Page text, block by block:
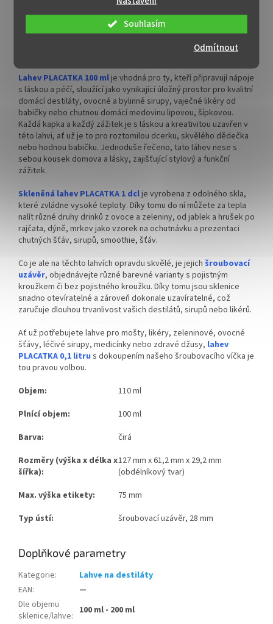
Odmítnout
Souhlasím
✅Paletu za výhodnější cenu
Čirá lahev PLACATKA 0,1 litrujako dělaná do kapsy a vždy k
dispozici. Ideálnípro skladování osvěžujících bylinných sirupů,
medicíny, lahodných likérů, tradičních českých medovin,
Lahev PLACATKA 100 mlje vhodná pro ty, kteří připravují nápoje
s láskou a péčí, sloužící jako vynikající úložný prostor pro kvalitní
domácí destiláty, ovocné a bylinné sirupy, vaječné likéry od
babičky nebo chutnou domácí medovinu lipovou, šípkovou.
Každá kapka a každý zážitek je s láskou a kreativitou uzavřen v
této lahvi, ať už je to pro roztomilou dcerku, skvělého dědečka
nebo hodnou babičku. Jednoduše řečeno, tato láhev nese s
sebou kousek domova a lásky, zajišťující stylový a funkční
zážitek.
Skleněná lahev PLACATKA 1 dclje vyrobena z odolného skla,
které zvládne vysoké teploty. Díky tomu do ní můžete za tepla
nalít různé druhy drinků z ovoce a zeleniny, od jablek a hrušek po
rajčata, dýně, mrkev jako vzorek na ochutnávku a prezentaci
chutných šťáv, sirupů, smoothie, šťáv.
Co je ale na těchto lahvích opravdu skvělé, je jejich šroubovací
uzávěr, objednávejte různé barevné varianty s pojistným
kroužkem či bez pojistného kroužku. Díky tomu jsou sklenice
snadno otevíratelné a zároveň dokonale uzavíratelné, což
zaručuje dlouhou trvanlivost vašich destilátů, sirupů nebo likérů.
Ať už potřebujete lahve pro mošty, likéry, zeleninové, ovocné
šťávy, léčivé sirupy, medicínky nebo zdravé džusy, lahev
PLACATKA 0,1 litru s dokoupením našeho šroubovacího víčka je
tou pravou volbou.
Objem:
110 ml
Plnící objem:
100 ml
Barva:
čirá
Rozměry (výška x délka x
šířka):
127 mm x 61,2 mm x 29,2 mm
(obdélníkový tvar)
Max. výška etikety:
75 mm
Typ ústí:
šroubovací uzávěr, 28 mm
Doplňkové parametry
Kategorie:
Lahve na destiláty
EAN:
—
Dle objemu
sklenice/lahve: 100 ml - 200 ml